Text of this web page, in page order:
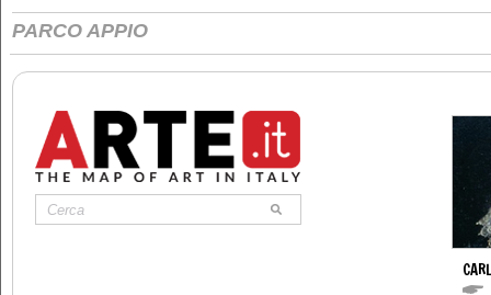
PARCO APPIO